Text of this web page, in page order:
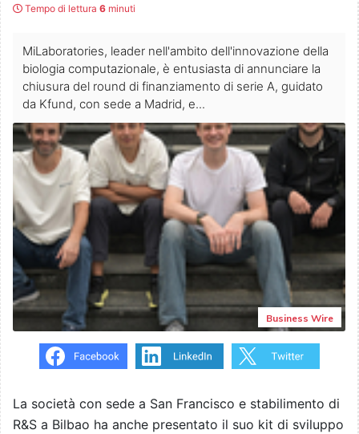
Tempo di lettura 6 minuti
MiLaboratories, leader nell'ambito dell'innovazione della
biologia computazionale, è entusiasta di annunciare la
chiusura del round di finanziamento di serie A, guidato
da Kfund, con sede a Madrid, e...
Business Wire
La società con sede a San Francisco e stabilimento di
R&S a Bilbao ha anche presentato il suo kit di sviluppo